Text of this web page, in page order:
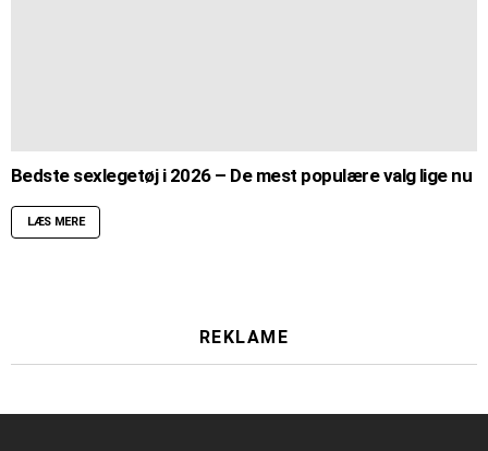
Bedste sexlegetøj i 2026 – De mest populære valg lige nu
LÆS MERE
REKLAME